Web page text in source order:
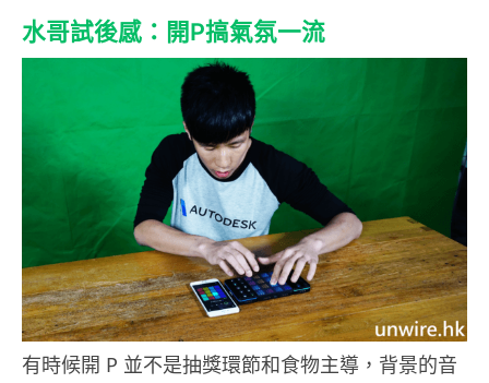
水哥試後感：開P搞氣氛一流
有時候開 P 並不是抽獎環節和食物主導，背景的音